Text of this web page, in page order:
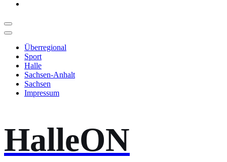
Überregional
Sport
Halle
Sachsen-Anhalt
Sachsen
Impressum
HalleON